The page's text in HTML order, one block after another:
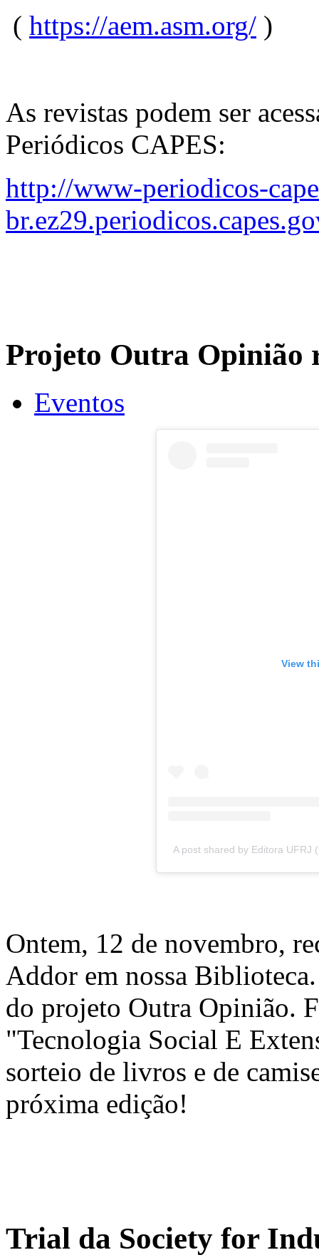
( https://aem.asm.org/ )
As revistas podem ser
Periódicos CAPES:
http://www-periodicos-
Projeto Outra Opinião
Eventos
View
A post shared by Editora UFRJ
Ontem, 12 de novembro,
Addor em nossa
do projeto Outra Opinião.
"Tecnologia Social E
sorteio de livros e de
próxima edição!
Trial da Society for